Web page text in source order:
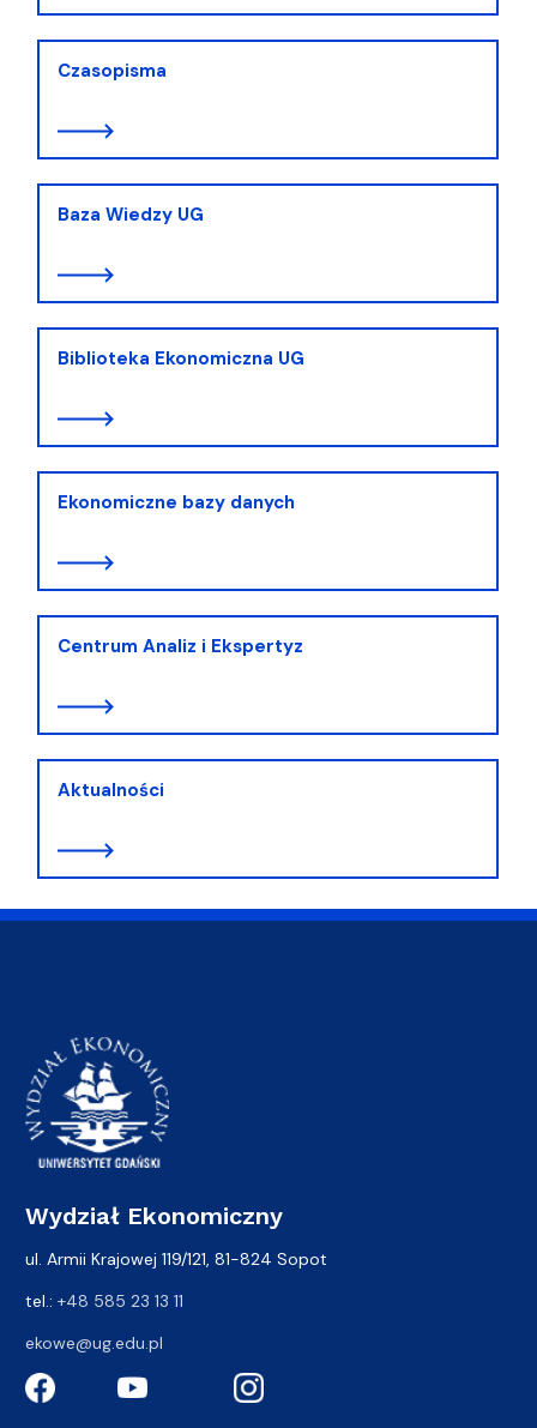
Czasopisma
Baza Wiedzy UG
Biblioteka Ekonomiczna UG
Ekonomiczne bazy danych
Centrum Analiz i Ekspertyz
Aktualności
Wydział Ekonomiczny
ul. Armii Krajowej 119/121, 81-824 Sopot
tel.: +48 585 23 13 11
ekowe@ug.edu.pl